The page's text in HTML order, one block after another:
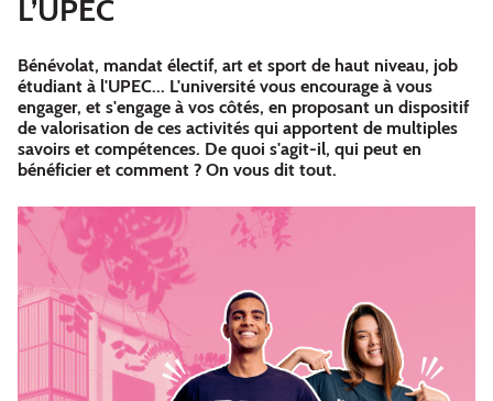
L’UPEC
Bénévolat, mandat électif, art et sport de haut niveau, job
étudiant à l'UPEC... L'université vous encourage à vous
engager, et s'engage à vos côtés, en proposant un dispositif
de valorisation de ces activités qui apportent de multiples
savoirs et compétences. De quoi s'agit-il, qui peut en
bénéficier et comment ? On vous dit tout.